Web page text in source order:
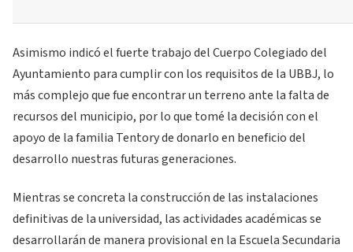
Asimismo indicó el fuerte trabajo del Cuerpo Colegiado del
Ayuntamiento para cumplir con los requisitos de la UBBJ, lo
más complejo que fue encontrar un terreno ante la falta de
recursos del municipio, por lo que tomé la decisión con el
apoyo de la familia Tentory de donarlo en beneficio del
desarrollo nuestras futuras generaciones.
Mientras se concreta la construcción de las instalaciones
definitivas de la universidad, las actividades académicas se
desarrollarán de manera provisional en la Escuela Secundaria